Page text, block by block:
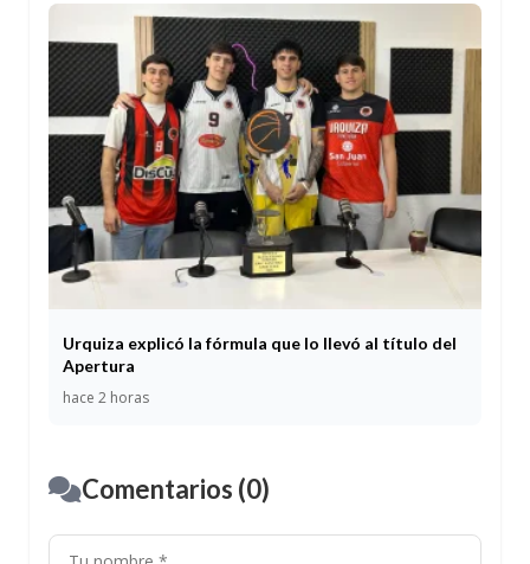
Urquiza explicó la fórmula que lo llevó al título del
Apertura
hace 2 horas
Comentarios (0)